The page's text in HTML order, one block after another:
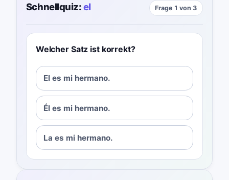
Schnellquiz:el Frage 1 von 3
Welcher Satz ist korrekt?
El es mi hermano.
Él es mi hermano.
La es mi hermano.